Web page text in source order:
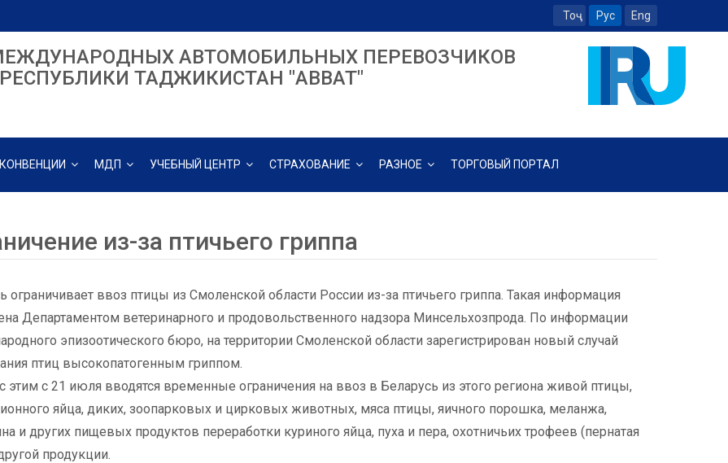
Тоҷ Рус Eng
АВТОМОБИЛЬНЫХ ПЕРЕВОЗЧИКОВ
РЕСПУБЛИКИ ТАДЖИКИСТАН "ABBAT"
КОНВЕНЦИИ МДП УЧЕБНЫЙ ЦЕНТР СТРАХОВАНИЕ РАЗНОЕ ТОРГОВЫЙ ПОРТАЛ
из-за птичьего гриппа
ограничивает ввоз птицы из Смоленской области России из-за птичьего гриппа. Такая информация
Департаментом ветеринарного и продовольственного надзора Минсельхозпрода. По информации
эпизоотического бюро, на территории Смоленской области зарегистрирован новый случай
птиц высокопатогенным гриппом.
этим с 21 июля вводятся временные ограничения на ввоз в Беларусь из этого региона живой птицы,
яйца, диких, зоопарковых и цирковых животных, мяса птицы, яичного порошка, меланжа,
и других пищевых продуктов переработки куриного яйца, пуха и пера, охотничьих трофеев (пернатая
продукции.